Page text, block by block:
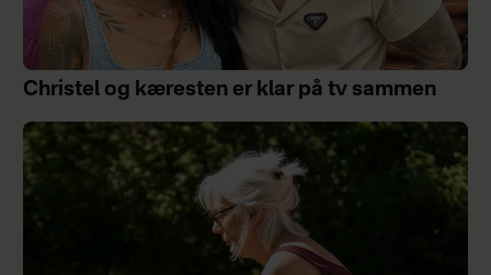
Christel og kæresten er klar på tv sammen